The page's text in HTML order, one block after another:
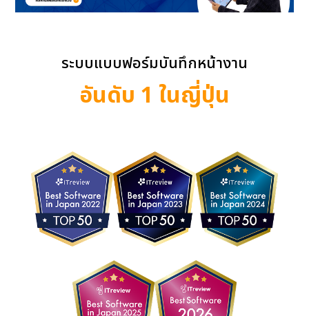
ระบบแบบฟอร์มบันทึกหน้างาน
อันดับ 1 ในญี่ปุ่น